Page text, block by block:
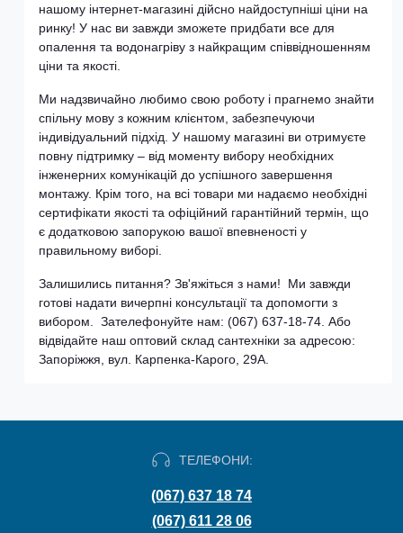
нашому інтернет-магазині дійсно найдоступніші ціни на
ринку! У нас ви завжди зможете придбати все для
опалення та водонагріву з найкращим співвідношенням
ціни та якості.
Ми надзвичайно любимо свою роботу і прагнемо знайти
спільну мову з кожним клієнтом, забезпечуючи
індивідуальний підхід. У нашому магазині ви отримуєте
повну підтримку – від моменту вибору необхідних
інженерних комунікацій до успішного завершення
монтажу. Крім того, на всі товари ми надаємо необхідні
сертифікати якості та офіційний гарантійний термін, що
є додатковою запорукою вашої впевненості у
правильному виборі.
Залишились питання? Зв'яжіться з нами! Ми завжди
готові надати вичерпні консультації та допомогти з
вибором. Зателефонуйте нам: (067) 637-18-74. Або
відвідайте наш оптовий склад сантехніки за адресою:
Запоріжжя, вул. Карпенка-Карого, 29А.
ТЕЛЕФОНИ:
(067) 637 18 74
(067) 611 28 06